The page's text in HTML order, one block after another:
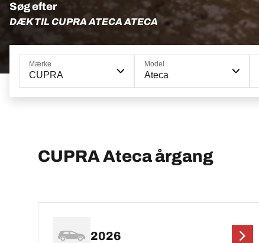
Søg efter
DÆK TIL CUPRA ATECA ATECA
Mærke
CUPRA
Model
Ateca
CUPRA Ateca årgang
2026